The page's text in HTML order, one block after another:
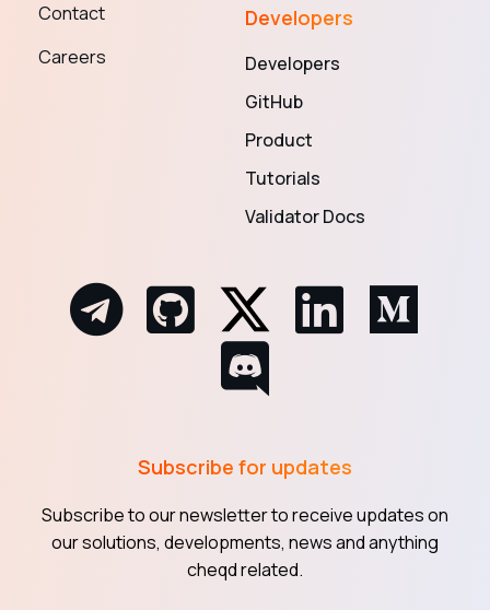
Contact
Careers
Developers
Developers
GitHub
Product
Tutorials
Validator Docs
Subscribe for updates
Subscribe to our newsletter to receive updates on
our solutions, developments, news and anything
cheqd related.